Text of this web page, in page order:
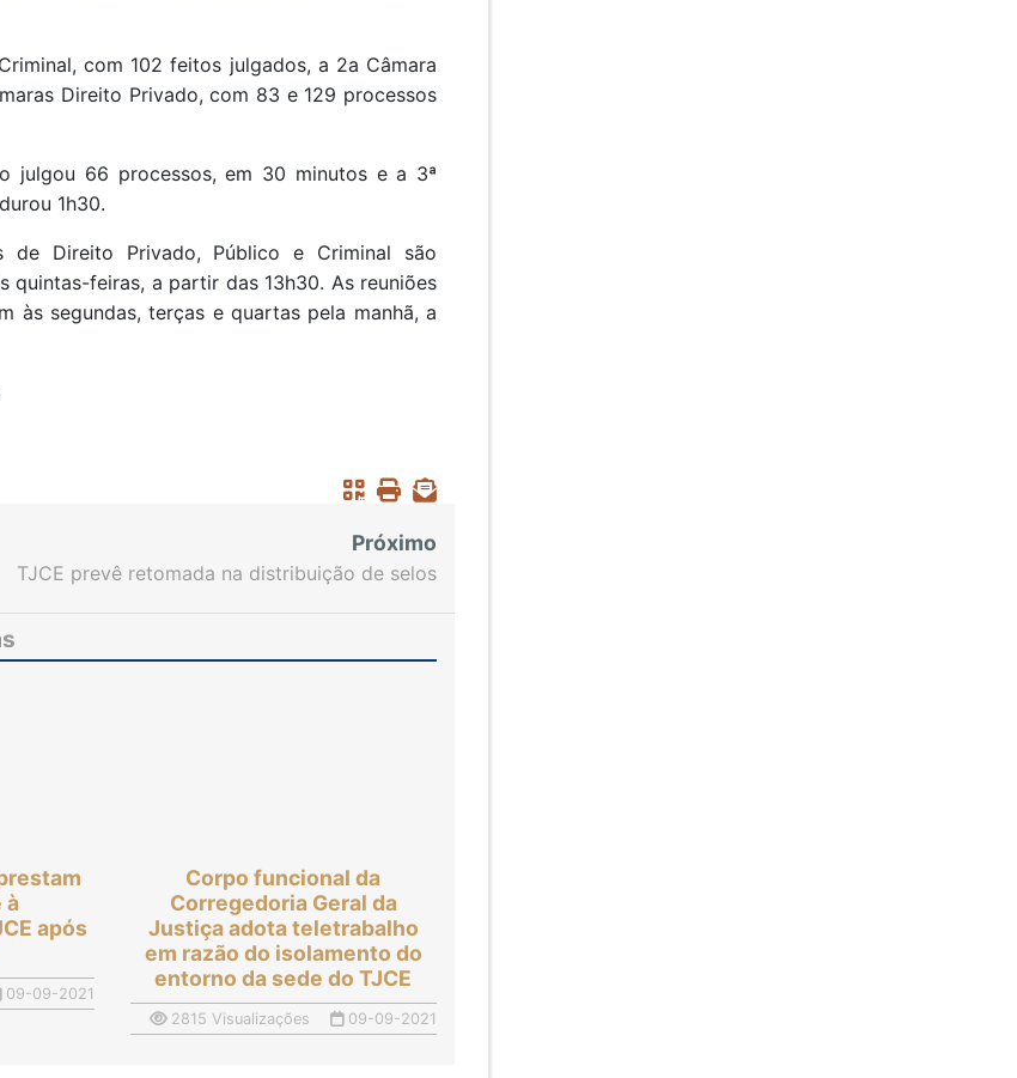
com 102 feitos julgados, a 2a Câmara
Direito Privado, com 83 e 129 processos
julgou 66 processos, em 30 minutos e a 3ª
1h30.
de Direito Privado, Público e Criminal são
quintas-feiras, a partir das 13h30. As reuniões
às segundas, terças e quartas pela manhã, a
Próximo
TJCE prevê retomada na distribuição de selos
à
após
09-09-2021
Corpo funcional da
Corregedoria Geral da
Justiça adota teletrabalho
em razão do isolamento do
entorno da sede do TJCE
2815 Visualizações 09-09-2021